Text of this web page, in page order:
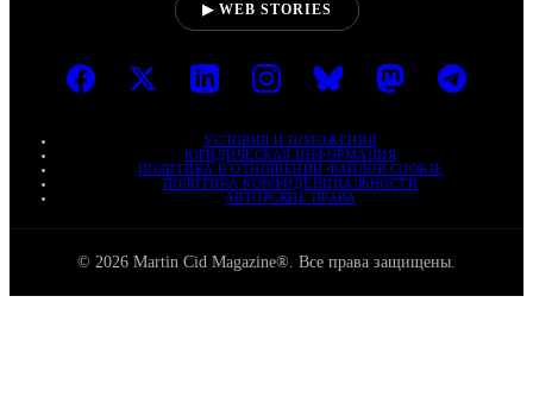
▶ WEB STORIES
УСЛОВИЯ И ПОЛОЖЕНИЯ
ЮРИДИЧЕСКАЯ ИНФОРМАЦИЯ
ПОЛИТИКА В ОТНОШЕНИИ ФАЙЛОВ COOKIE
ПОЛИТИКА КОНФИДЕНЦИАЛЬНОСТИ
АВТОРСКИЕ ПРАВА
© 2026 Martin Cid Magazine®. Все права защищены.